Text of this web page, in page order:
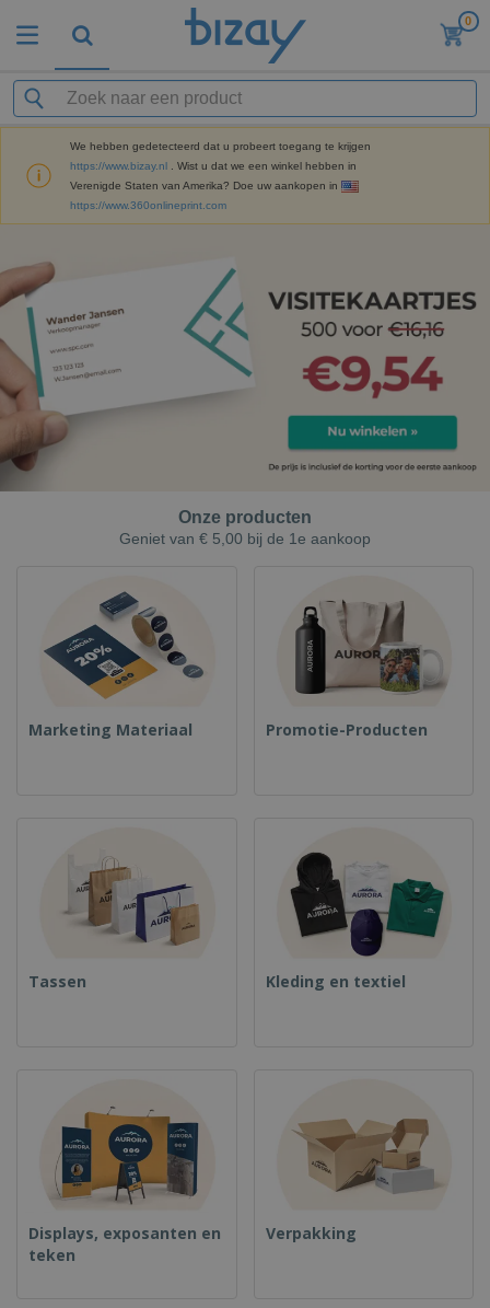
0
We hebben gedetecteerd dat u probeert toegang te krijgen
https://www.bizay.nl
. Wist u dat we een winkel hebben in
Verenigde Staten van Amerika? Doe uw aankopen in
https://www.360onlineprint.com
Onze producten
Geniet van € 5,00 bij de 1e aankoop
Marketing Materiaal Promotie-Producten
Tassen Kleding en textiel
Displays, exposanten en
teken
Verpakking